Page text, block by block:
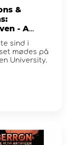
&
- A
sind i
mødes på
University.